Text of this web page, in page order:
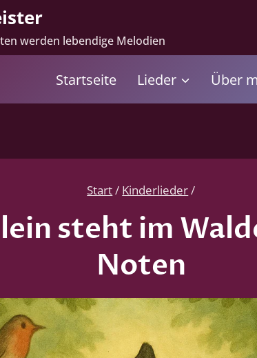
werden lebendige Melodien
Startseite Lieder Über
Start/ Kinderlieder/
steht im
Noten